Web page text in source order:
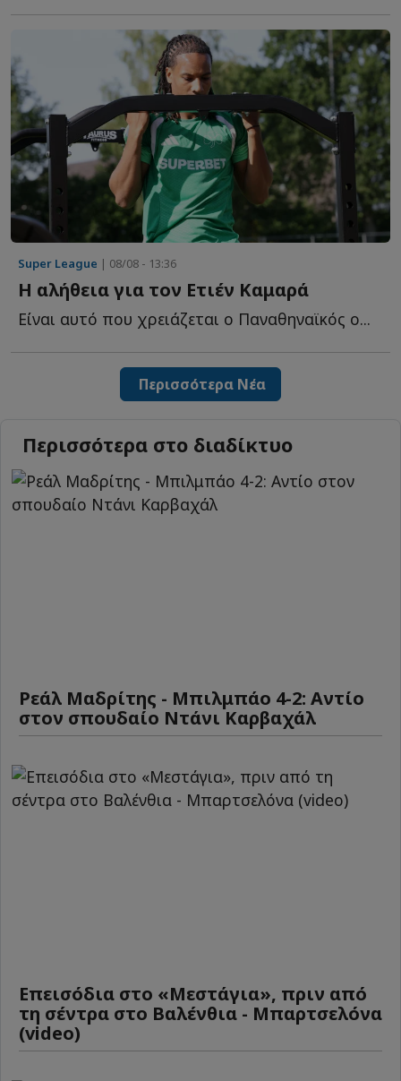
Super League | 08/08 - 13:36
Η αλήθεια για τον Ετιέν Καμαρά
Είναι αυτό που χρειάζεται ο Παναθηναϊκός ο...
Περισσότερα Νέα
Περισσότερα στο διαδίκτυο
Ρεάλ Μαδρίτης - Μπιλμπάο 4-2: Αντίο
στον σπουδαίο Ντάνι Καρβαχάλ
Επεισόδια στο «Μεστάγια», πριν από
τη σέντρα στο Βαλένθια - Μπαρτσελόνα
(video)